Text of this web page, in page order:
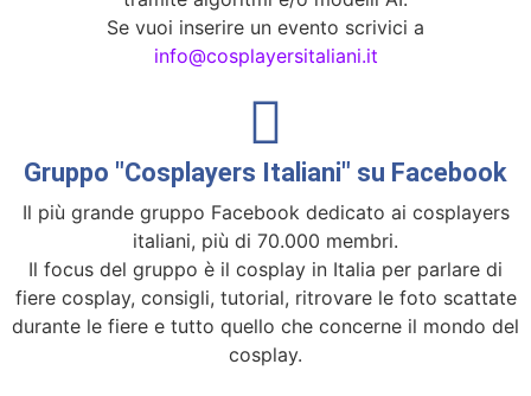
Se vuoi inserire un evento scrivici a
info@cosplayersitaliani.it
Gruppo "Cosplayers Italiani" su Facebook
Il più grande gruppo Facebook dedicato ai cosplayers
italiani, più di 70.000 membri.
Il focus del gruppo è il cosplay in Italia per parlare di
fiere cosplay, consigli, tutorial, ritrovare le foto scattate
durante le fiere e tutto quello che concerne il mondo del
cosplay.